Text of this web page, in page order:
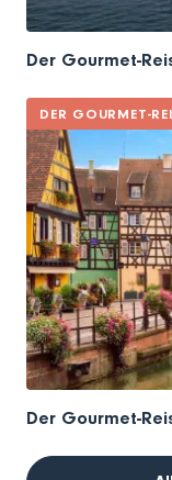
Der Gourmet-
DER GOURMET-
Der Gourmet-